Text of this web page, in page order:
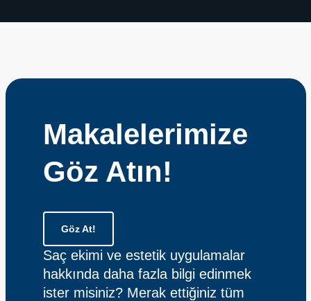
Makalelerimize
Göz Atın!
Göz At!
Saç ekimi ve estetik uygulamalar
hakkında daha fazla bilgi edinmek
ister misiniz? Merak ettiğiniz tüm